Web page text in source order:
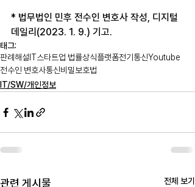
* 법무법인 민후 전수인 변호사 작성, 디지털
데일리(2023. 1. 9.) 기고.
태그:
판례해설 IT스타트업 법률상식플랫폼전기통신Youtube
전수인 변호사통신비밀보호법
IT/SW/개인정보
관련 게시물 전체 보기